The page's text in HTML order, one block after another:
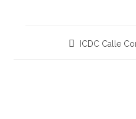
ICDC Calle